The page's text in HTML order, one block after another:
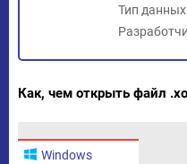
Тип
Как, чем открыть файл
Windows